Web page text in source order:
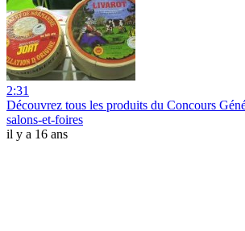
2:31
Découvrez tous les produits du Concours
salons-et-foires
il y a 16 ans